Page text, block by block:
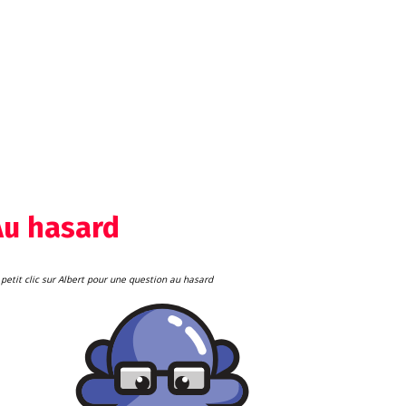
hasard
petit clic sur Albert pour une question au hasard